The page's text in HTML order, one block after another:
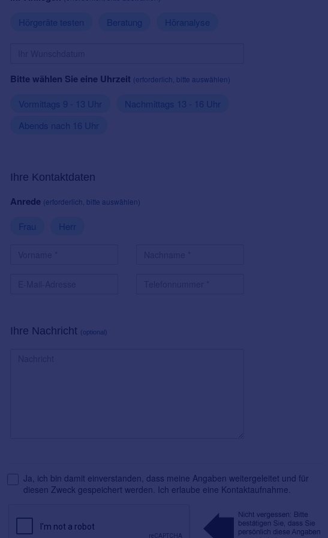
Hörgeräte testen Beratung Höranalyse
Bitte wählen Sie eine Uhrzeit (erforderlich, bitte auswählen)
Vormittags 9 - 13 Uhr
Nachmittags 13 - 16 Uhr
Abends nach 16 Uhr
Ihre Kontaktdaten
Anrede (erforderlich, bitte auswählen)
Frau Herr
Ihre Nachricht (optional)
Ja, ich bin damit einverstanden, dass meine Angaben weitergeleitet und für
diesen Zweck gespeichert werden. Ich erlaube eine Kontaktaufnahme.